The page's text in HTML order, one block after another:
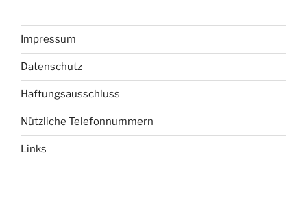
Impressum
Datenschutz
Haftungsausschluss
Nützliche Telefonnummern
Links